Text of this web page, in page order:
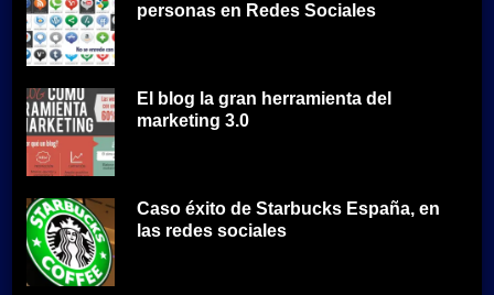
personas en Redes Sociales
El blog la gran herramienta del
marketing 3.0
Caso éxito de Starbucks España, en
las redes sociales